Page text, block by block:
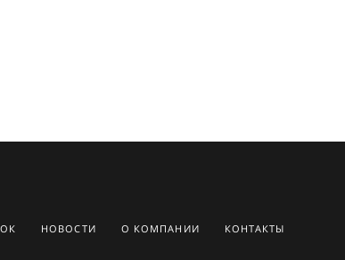
НОВОСТИ О КОМПАНИИ КОНТАКТЫ